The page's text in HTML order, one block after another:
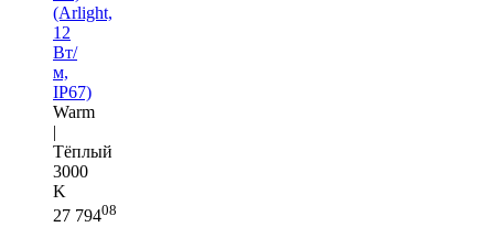
(Arlight,
12
Вт/
м,
IP67)
Warm
|
Тёплый
3000
K
27 79408